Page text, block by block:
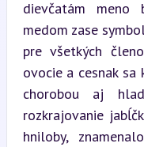
dievčatám meno
medom zase
pre všetkých
ovocie a cesnak
chorobou aj
rozkrajovanie
hniloby,